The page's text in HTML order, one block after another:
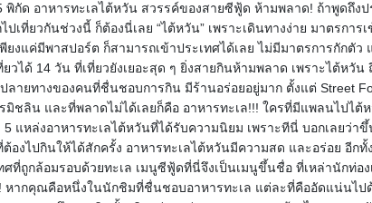
พิกัด อาหารทะเลไต้หวัน สวรรค์ของสายซีฟู้ด ห้ามพลาด! ถ้าพูดถึง
ปเที่ยวกันช่วงนี้ ก็ต้องนี่เลย “ไต้หวัน” เพราะเดินทางง่าย มาตรการเ
พียงแค่มีพาสปอร์ต ก็สามารถเข้าประเทศได้เลย ไม่มีมาตรการกักตั
ยวได้ 14 วัน ที่เที่ยวยังเยอะสุด ๆ ยิ่งสายกินห้ามพลาด เพราะไต้หวัน
ลายทางของคนที่ชื่นชอบการกิน มีร้านอร่อยอยู่มาก ตั้งแต่ Street
มิชลิน และที่พลาดไม่ได้เลยก็คือ อาหารทะเล!!! ใครที่มีแพลนไปไต้
5 แหล่งอาหารทะเลไต้หวันที่ได้รับความนิยม เพราะทีนี่ บอกเลยว่า
องไปกินให้ได้สักครั้ง อาหารทะเลไต้หวันมีความสด และอร่อย อีกทั้
ศที่ถูกล้อมรอบด้วยทะเล เมนูซีฟู้ดที่นี่จึงเป็นเมนูขึ้นชื่อ ที่เหล่านักท่อ
หากคุณคือหนึ่งในนักชิมที่ชื่นชอบอาหารทะเล แต่ละที่คืออัดแน่นไป